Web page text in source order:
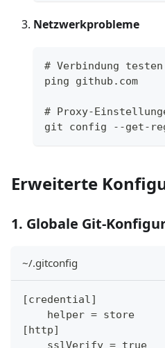
Netzwerkprobleme
# Verbindung testen
ping github.com
# Proxy-
git config --get-
Erweiterte
1. Globale Git-
~/.gitconfig
[credential]
    helper = store
[http]
    sslVerify = true